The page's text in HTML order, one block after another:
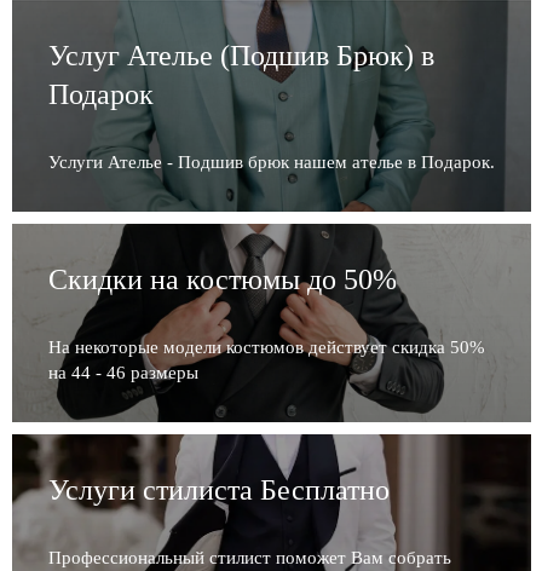
Услуг Ателье (Подшив Брюк) в
Подарок
Услуги Ателье - Подшив брюк нашем ателье в Подарок.
Скидки на костюмы до 50%
На некоторые модели костюмов действует скидка 50%
на 44 - 46 размеры
Услуги стилиста Бесплатно
Профессиональный стилист поможет Вам собрать